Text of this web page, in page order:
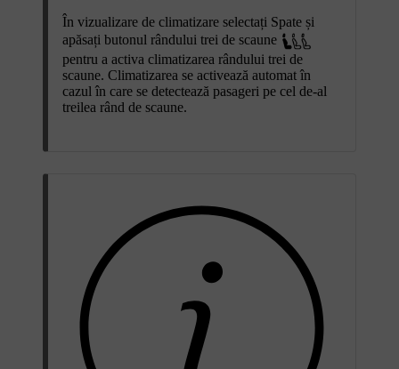
În vizualizare de climatizare selectați Spate și
apăsați butonul rândului trei de scaune
pentru a activa climatizarea rândului trei de
scaune. Climatizarea se activează automat în
cazul în care se detectează pasageri pe cel de-al
treilea rând de scaune.